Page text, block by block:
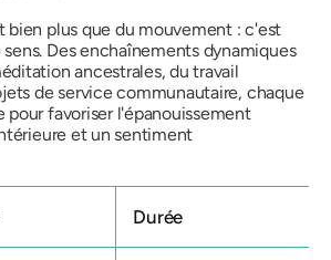
bien plus que du mouvement : c'est
Des enchaînements dynamiques
ancestrales, du travail
de service communautaire, chaque
favoriser l'épanouissement
et un sentiment
Durée